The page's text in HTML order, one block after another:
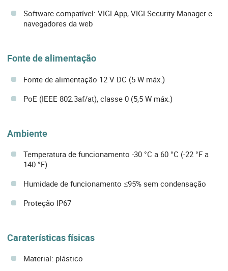
Software compatível: VIGI App, VIGI Security Manager e
navegadores da web
Fonte de alimentação
Fonte de alimentação 12 V DC (5 W máx.)
PoE (IEEE 802.3af/at), classe 0 (5,5 W máx.)
Ambiente
Temperatura de funcionamento -30 °C a 60 °C (-22 °F a
140 °F)
Humidade de funcionamento ≤95% sem condensação
Proteção IP67
Caraterísticas físicas
Material: plástico